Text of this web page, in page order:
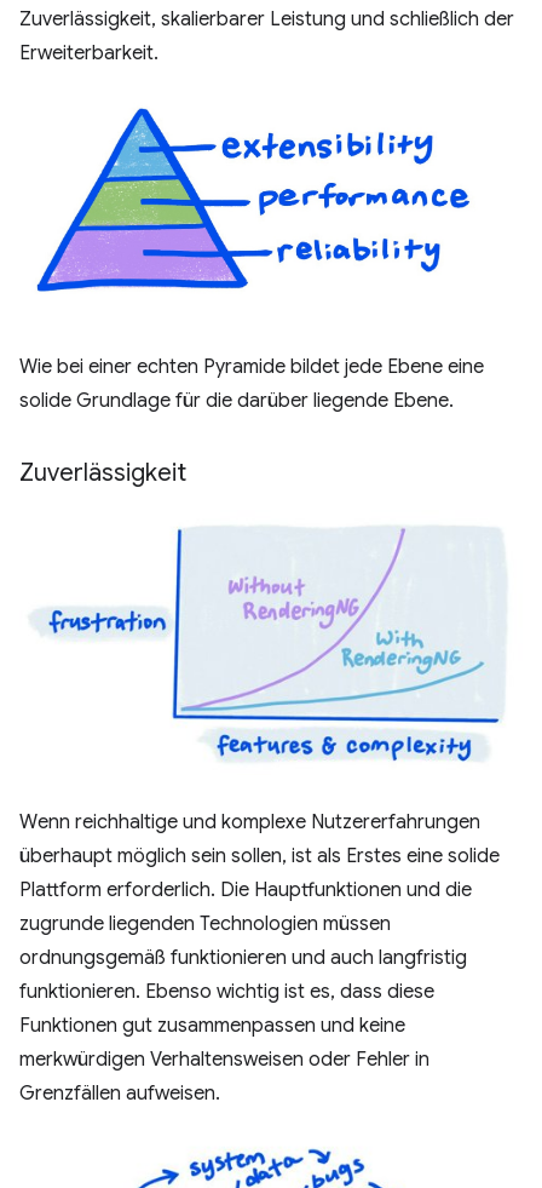
Zuverlässigkeit, skalierbarer Leistung und schließlich der
Erweiterbarkeit.
Wie bei einer echten Pyramide bildet jede Ebene eine
solide Grundlage für die darüber liegende Ebene.
Zuverlässigkeit
Wenn reichhaltige und komplexe Nutzererfahrungen
überhaupt möglich sein sollen, ist als Erstes eine solide
Plattform erforderlich. Die Hauptfunktionen und die
zugrunde liegenden Technologien müssen
ordnungsgemäß funktionieren und auch langfristig
funktionieren. Ebenso wichtig ist es, dass diese
Funktionen gut zusammenpassen und keine
merkwürdigen Verhaltensweisen oder Fehler in
Grenzfällen aufweisen.